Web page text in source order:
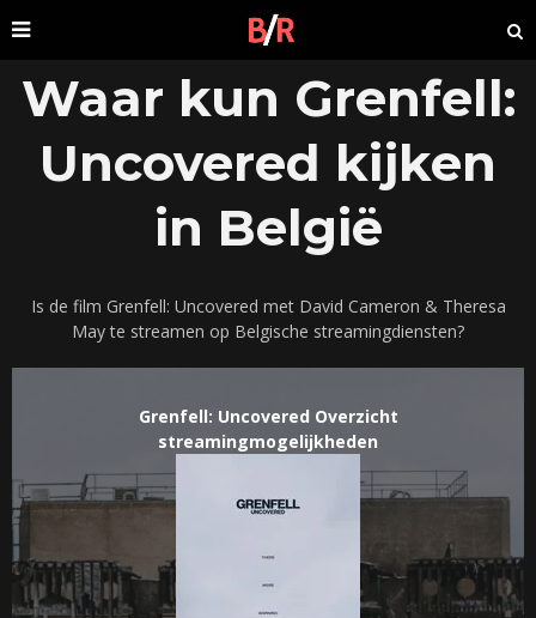
Waar kun Grenfell:
Uncovered kijken
in België
Is de film Grenfell: Uncovered met David Cameron & Theresa
May te streamen op Belgische streamingdiensten?
Grenfell: Uncovered Overzicht
streamingmogelijkheden